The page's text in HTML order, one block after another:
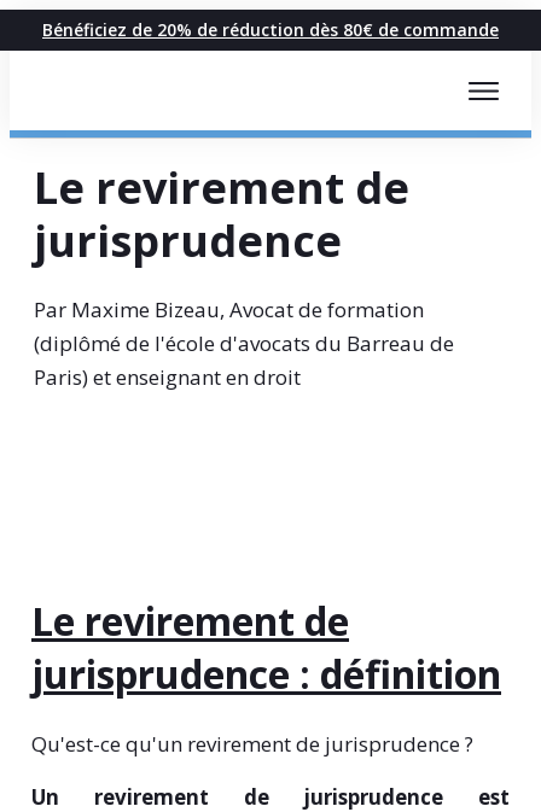
Bénéficiez de 20% de réduction dès 80€ de commande
Le revirement de
jurisprudence
Par Maxime Bizeau, Avocat de formation
(diplômé de l'école d'avocats du Barreau de
Paris) et enseignant en droit
Le revirement de
jurisprudence : définition
Qu'est-ce qu'un revirement de jurisprudence ?
Un revirement de jurisprudence est